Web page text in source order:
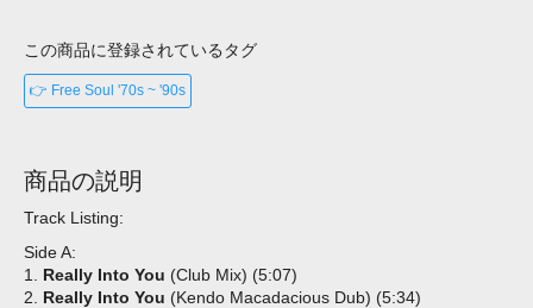
この商品に登録されているタグ
👉 Free Soul '70s ~ '90s
商品の説明
Track Listing:
Side A:
1. Really Into You (Club Mix) (5:07)
2. Really Into You (Kendo Macadacious Dub) (5:34)